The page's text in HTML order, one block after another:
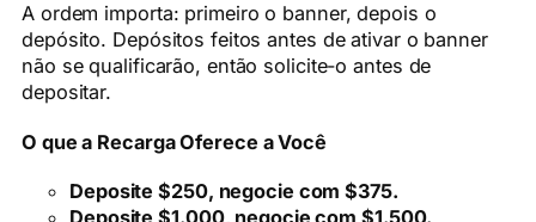
A ordem importa: primeiro o banner, depois o
depósito. Depósitos feitos antes de ativar o banner
não se qualificarão, então solicite-o antes de
depositar.
O que a Recarga Oferece a Você
Deposite $250, negocie com $375.